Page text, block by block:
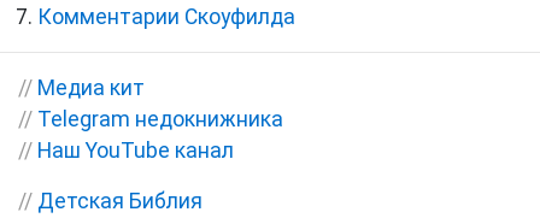
Комментарии Скоуфилда
// Медиа кит
// Telegram недокнижника
// Наш YouTube канал
// Детская Библия